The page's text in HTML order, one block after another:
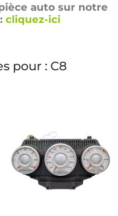
auto sur notre
cliquez-ici
pour : C8